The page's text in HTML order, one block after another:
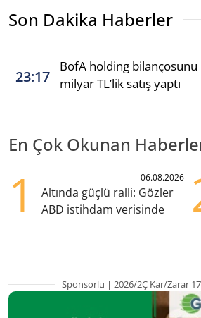
Son Dakika Haberler
23:17
BofA holding
milyar TL’lik satış yaptı
En Çok Okunan
1 06.08.2026
Altında güçlü ralli: Gözler
ABD istihdam verisinde
Sponsorlu | 2026/2Ç Kar/Zarar